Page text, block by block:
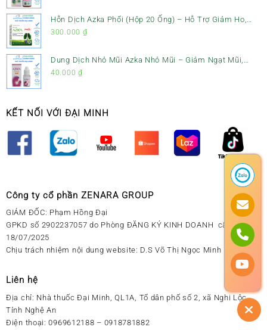
Hỗn Dịch Azka Phổi (Hộp 20 Ống) – Hỗ Trợ Giảm Ho,
Tiêu Đờm & Bổ Phổi
300.000 ₫
Dung Dịch Nhỏ Mũi Azka Nhỏ Mũi – Giảm Ngạt Mũi,
Sổ Mũi Cho Trẻ Sơ Sinh
40.000 ₫
KẾT NỐI VỚI ĐẠI MINH
Công ty cổ phần ZENARA GROUP
GIÁM ĐỐC: Phạm Hồng Đại
GPKD số 2902237057 do Phòng ĐĂNG KÝ KINH DOANH cấp ngày
18/07/2025
Chịu trách nhiệm nội dung website: D.S Võ Thị Ngọc Minh
Liên hệ
Địa chỉ: Nhà thuốc Đại Minh, QL1A, Tổ dân phố số 2, xã Nghi Lộc,
Tỉnh Nghệ An
Điện thoại: 0969612188 – 0918781882